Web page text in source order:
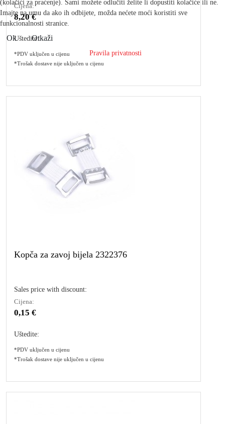
Cijena:
8,20 €
Uštedite:
*PDV uključen u cijenu
*Trošak dostave nije uključen u cijenu
Kopča za zavoj bijela 2322376
Sales price with discount:
Cijena:
0,15 €
Uštedite:
*PDV uključen u cijenu
*Trošak dostave nije uključen u cijenu
(kolačići za praćenje). Sami možete odlučiti želite li dopustiti kolačiće ili ne.
Imajte na umu da ako ih odbijete, možda nećete moći koristiti sve
funkcionalnosti stranice.
Ok Otkaži
Pravila privatnosti